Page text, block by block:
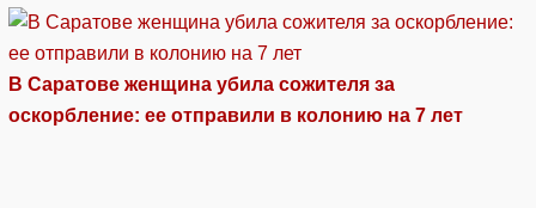
В Саратове женщина убила сожителя за
оскорбление: ее отправили в колонию на 7 лет